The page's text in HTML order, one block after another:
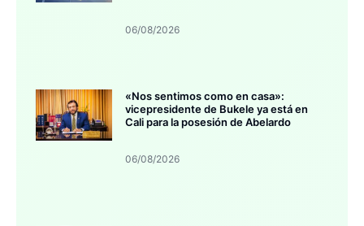
06/08/2026
«Nos sentimos como en casa»:
vicepresidente de Bukele ya está en
Cali para la posesión de Abelardo
06/08/2026